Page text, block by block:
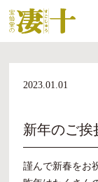
2023.01.01
新年のご挨
謹んで新春をお